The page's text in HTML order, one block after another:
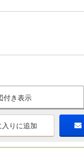
付き表示
入りに追加